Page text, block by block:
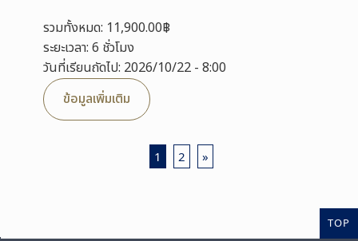
รวมทั้งหมด: 11,900.00฿
ระยะเวลา: 6 ชั่วโมง
วันที่เรียนถัดไป: 2026/10/22 - 8:00
ข้อมูลเพิ่มเติม
1 2 »
TOP